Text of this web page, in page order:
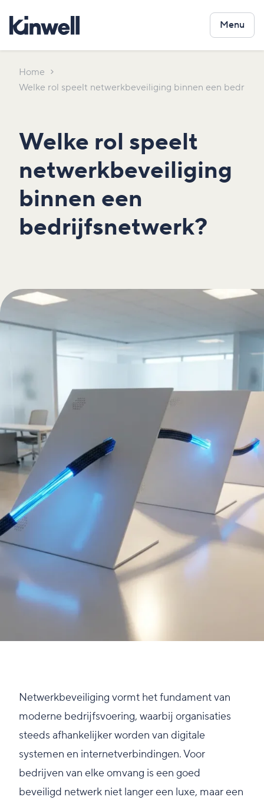
Menu
Home
Welke rol speelt netwerkbeveiliging binnen een
Welke rol speelt
netwerkbeveiliging
binnen een
bedrijfsnetwerk?
Netwerkbeveiliging vormt het fundament van
moderne bedrijfsvoering, waarbij organisaties
steeds afhankelijker worden van digitale
systemen en internetverbindingen. Voor
bedrijven van elke omvang is een goed
beveiligd netwerk niet langer een luxe, maar een